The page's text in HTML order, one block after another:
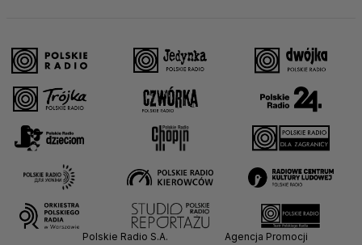
Polskie Radio S.A.
Agencja Promocji